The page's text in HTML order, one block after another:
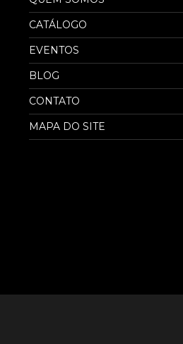
CATÁLOGO
EVENTOS
BLOG
CONTATO
MAPA DO SITE